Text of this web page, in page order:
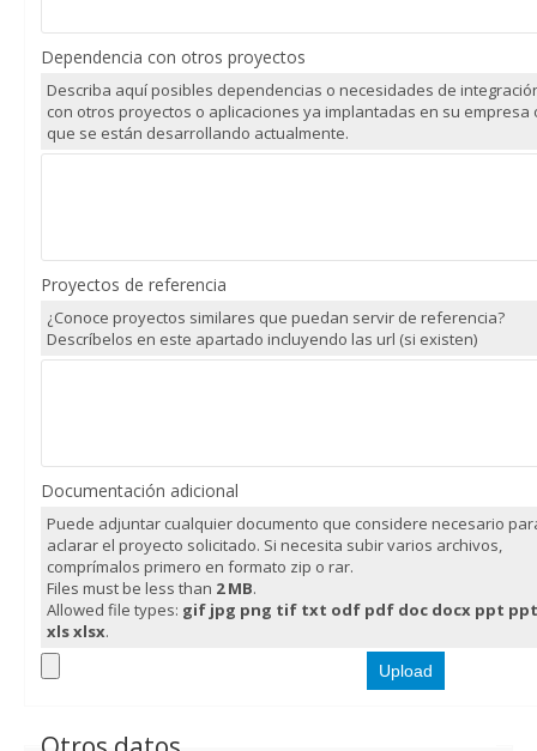
Dependencia con otros proyectos
Describa aquí posibles dependencias o necesidades de
con otros proyectos o aplicaciones ya implantadas en su empresa
que se están desarrollando actualmente.
Proyectos de referencia
¿Conoce proyectos similares que puedan servir de referencia?
Descríbelos en este apartado incluyendo las url (si existen)
Documentación adicional
Puede adjuntar cualquier documento que considere necesario
aclarar el proyecto solicitado. Si necesita subir varios archivos,
comprímalos primero en formato zip o rar.
Files must be less than 2 MB.
Allowed file types: gif jpg png tif txt odf pdf doc docx ppt
xls xlsx.